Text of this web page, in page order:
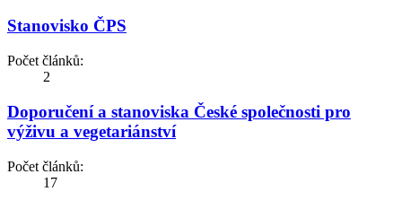
Stanovisko ČPS
Počet článků:
2
Doporučení a stanoviska České společnosti pro
výživu a vegetariánství
Počet článků:
17